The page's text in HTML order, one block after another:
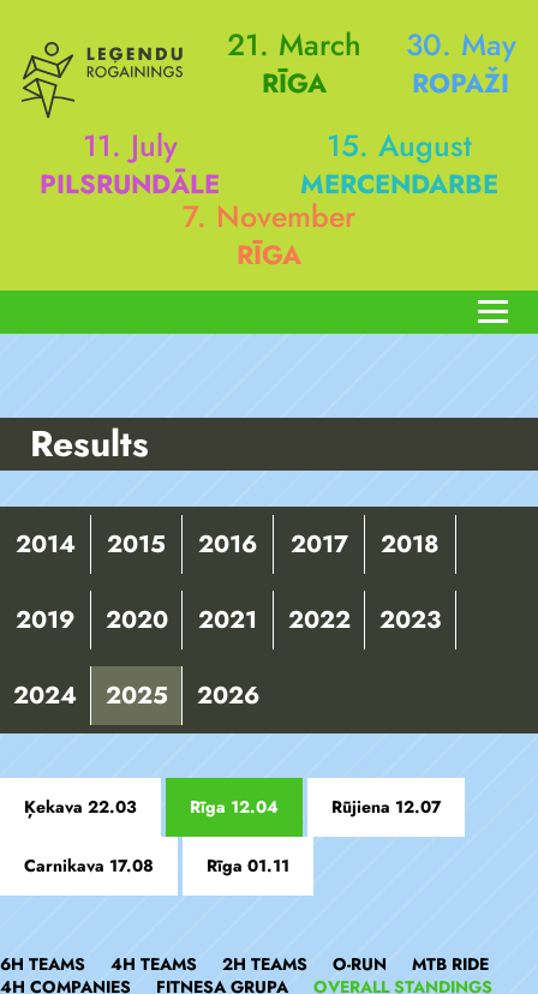
21. March
RĪGA
30. May
ROPAŽI
11. July
PILSRUNDĀLE
15. August
MERCENDARBE
7. November
RĪGA
Results
2014 2015 2016 2017 2018
2019 2020 2021 2022 2023
2024 2025 2026
Ķekava 22.03 Rīga 12.04 Rūjiena 12.07
Carnikava 17.08 Rīga 01.11
6H TEAMS 4H TEAMS 2H TEAMS O-RUN
MTB RIDE
4H COMPANIES
FITNESA GRUPA
OVERALL STANDINGS